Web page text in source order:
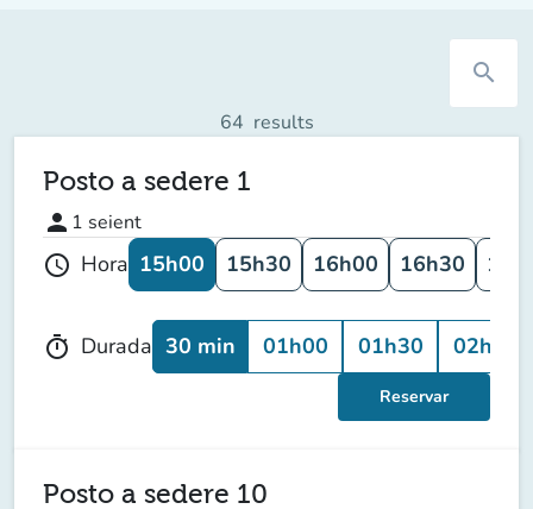
search
64 results
Posto a sedere 1
person 1 seient
schedule Hora 15h00 15h30 16h00 16h30
timer Durada 30 min 01h00 01h30 02h00
Reservar
Posto a sedere 10